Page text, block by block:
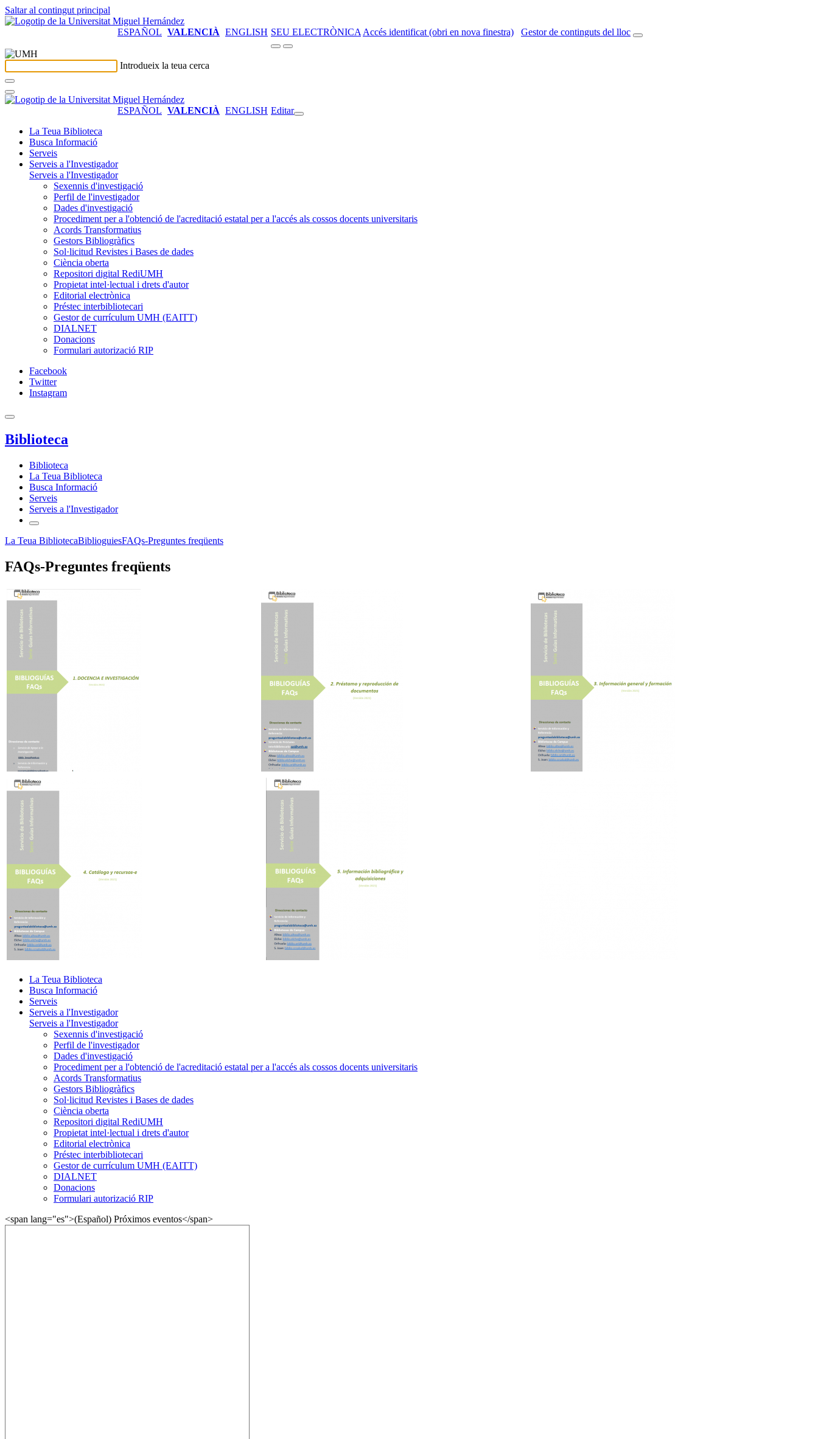
Saltar al contingut principal
ESPAÑOL VALENCIÀ ENGLISH SEU ELECTRÒNICA Accés identificat (obri en nova finestra) Gestor de continguts del lloc
Introdueix la teua cerca
ESPAÑOL VALENCIÀ ENGLISH Editar
La Teua Biblioteca
Busca Informació
Serveis
Serveis a l'Investigador
Serveis a l'Investigador
Sexennis d'investigació
Perfil de l'investigador
Dades d'investigació
Procediment per a l'obtenció de l'acreditació estatal per a l'accés als cossos docents universitaris
Acords Transformatius
Gestors Bibliogràfics
Sol·licitud Revistes i Bases de dades
Ciència oberta
Repositori digital RediUMH
Propietat intel·lectual i drets d'autor
Editorial electrònica
Préstec interbibliotecari
Gestor de currículum UMH (EAITT)
DIALNET
Donacions
Formulari autorizació RIP
Facebook
Twitter
Instagram
Biblioteca
Biblioteca
La Teua Biblioteca
Busca Informació
Serveis
Serveis a l'Investigador
La Teua BibliotecaBiblioguiesFAQs-Preguntes freqüents
FAQs-Preguntes freqüents
La Teua Biblioteca
Busca Informació
Serveis
Serveis a l'Investigador
Serveis a l'Investigador
Sexennis d'investigació
Perfil de l'investigador
Dades d'investigació
Procediment per a l'obtenció de l'acreditació estatal per a l'accés als cossos docents universitaris
Acords Transformatius
Gestors Bibliogràfics
Sol·licitud Revistes i Bases de dades
Ciència oberta
Repositori digital RediUMH
Propietat intel·lectual i drets d'autor
Editorial electrònica
Préstec interbibliotecari
Gestor de currículum UMH (EAITT)
DIALNET
Donacions
Formulari autorizació RIP
<span lang="es">(Español) Próximos eventos</span>